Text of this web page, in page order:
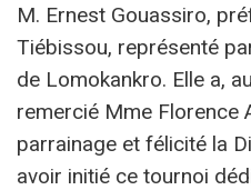
M. Ernest Gouassiro,
Tiébissou, représenté
de Lomokankro. Elle a,
remercié Mme Florence
parrainage et félicité la
avoir initié ce tournoi